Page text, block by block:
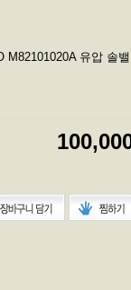
M82101020A 유압 솔